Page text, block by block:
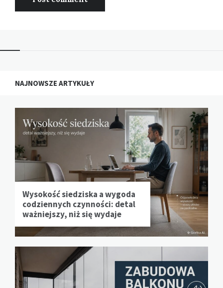
NAJNOWSZE ARTYKUŁY
Wysokość siedziska a wygoda
codziennych czynności: detal
ważniejszy, niż się wydaje